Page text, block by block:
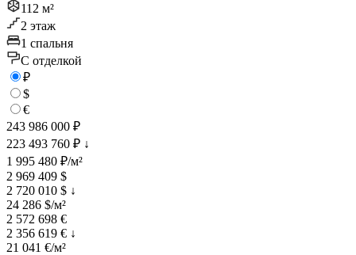
112 м²
2 этаж
1 спальня
C отделкой
₽
$
€
243 986 000 ₽
223 493 760 ₽ ↓
1 995 480 ₽/м²
2 969 409 $
2 720 010 $ ↓
24 286 $/м²
2 572 698 €
2 356 619 € ↓
21 041 €/м²